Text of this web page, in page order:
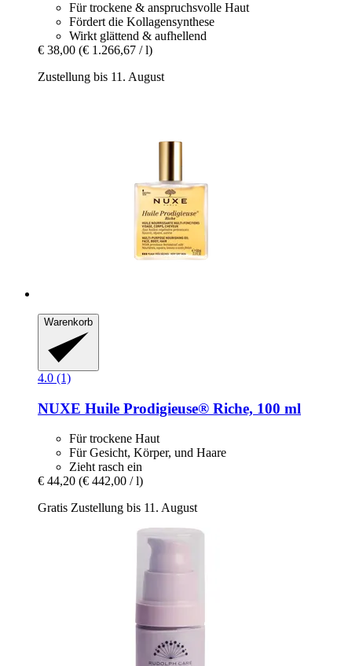
Für trockene & anspruchsvolle Haut
Fördert die Kollagensynthese
Wirkt glättend & aufhellend
€ 38,00 (€ 1.266,67 / l)
Zustellung bis 11. August
Warenkorb
4.0 (1)
NUXE Huile Prodigieuse® Riche, 100 ml
Für trockene Haut
Für Gesicht, Körper, und Haare
Zieht rasch ein
€ 44,20 (€ 442,00 / l)
Gratis Zustellung bis 11. August